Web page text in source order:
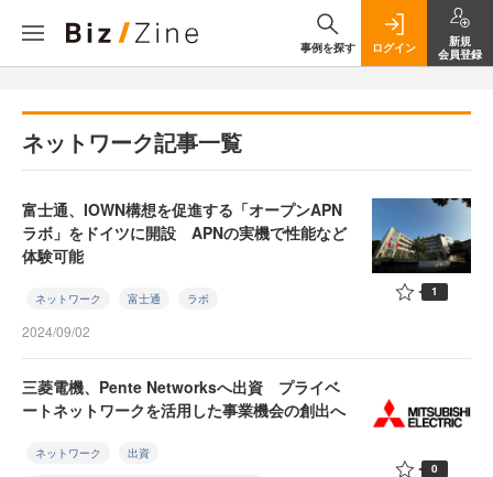
事例を探す ログイン
新規
会員登録
ネットワーク記事一覧
富士通、IOWN構想を促進する「オープンAPN
ラボ」をドイツに開設 APNの実機で性能など
体験可能
ネットワーク 富士通 ラボ
2024/09/02
1
三菱電機、Pente Networksへ出資 プライベ
ートネットワークを活用した事業機会の創出へ
ネットワーク 出資
0